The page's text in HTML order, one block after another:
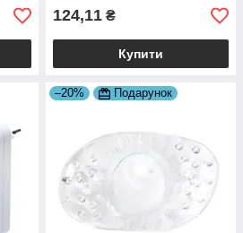
124,11 ₴
Купити
–20% Подарунок